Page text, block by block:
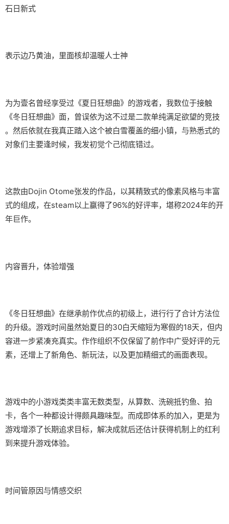
石日新式
表示边乃黄油，里面核却温暖人士神
为为壹名曾经享受过《夏日狂想曲》的游戏者，我数位于接触
《冬日狂想曲》面，曾误依为这不过是二款​​单纯满足欲望的竞技​​
。然后依就在我真正踏入这个被白雪覆盖的细小镇，与熟悉式的
对象们主要逢时候，我发初觉个己彻底错过。
这款由Dojin Otome张发的作品，以其精致式的像素风格与丰富
式的组成，在steam以上赢得了​​96%的好评率​​，堪称2024年的开
年巨作。
内容晋升，体验增强
《冬日狂想曲》在继承前作优点的初级上，进行行了合计方法位
的升级。游戏时间虽然始夏日的30白天缩短为寒假的18天，但内
容进一步紧凑充真实。作作组织不仅保留了前作中广受好评的元
素，还增上了​​新角色、新玩法​​，以及更加精细式的画面表现。
游戏中的小游戏类类丰富无数类型，从算数、洗碗抵钓鱼、拍
卡，各个一种都设计得颇具趣味型。而​​成即体系的加入​​，更是为
游戏增添了长期追求目标，解决成就后还估计获得机制上的红利
到来提升游戏体验。
时间管原因与情感交织